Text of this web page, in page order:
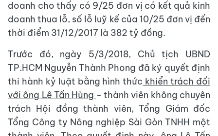
doanh cho thấy có 9/25 đơn vị có kết quả kinh
doanh thua lỗ, số lỗ luỹ kế của 10/25 đơn vị đến
thời điểm 31/12/2017 là 382 tỷ đồng.
Trước đó, ngày 5/3/2018, Chủ tịch UBND
TP.HCM Nguyễn Thành Phong đã ký quyết định
thi hành kỷ luật bằng hình thức khiển trách đối
với ông Lê Tấn Hùng - thành viên không chuyên
trách Hội đồng thành viên, Tổng Giám đốc
Tổng Công ty Nông nghiệp Sài Gòn TNHH một